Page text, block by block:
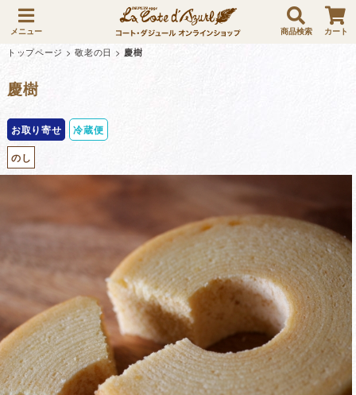
メニュー 商品検索 カート
トップページ >敬老の日 > 慶樹
慶樹
お取り寄せ
冷蔵便
のし